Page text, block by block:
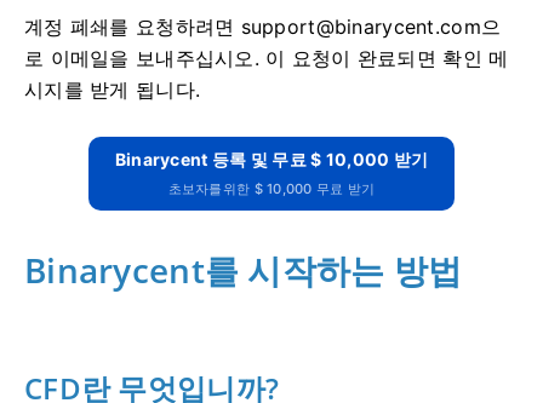
계정 폐쇄를 요청하려면 support@binarycent.com으
로 이메일을 보내주십시오. 이 요청이 완료되면 확인 메
시지를 받게 됩니다.
Binarycent 등록 및 무료 $ 10,000 받기
초보자를위한 $ 10,000 무료 받기
Binarycent를 시작하는 방법
CFD란 무엇입니까?